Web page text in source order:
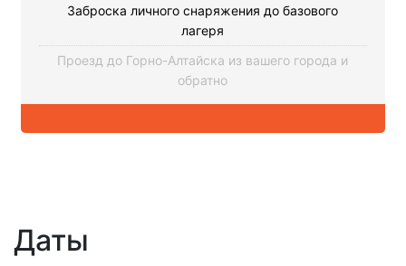
Заброска личного снаряжения до базового
лагеря
Проезд до Горно-Алтайска из вашего города и
обратно
Даты